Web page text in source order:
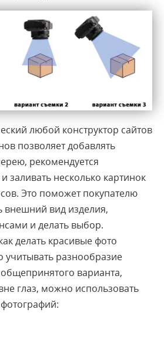
любой конструктор сайтов
позволяет добавлять
рекомендуется
заливать несколько картинок
Это поможет покупателю
внешний вид изделия,
и делать выбор.
делать красивые фото
учитывать разнообразие
варианта,
глаз, можно использовать